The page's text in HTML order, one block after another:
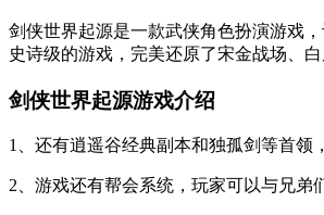
剑侠世界起源是一款武侠角色扮演游戏
史诗级的游戏，完美还原了宋金战场、
剑侠世界起源游戏介绍
1、还有逍遥谷经典副本和独孤剑等首领
2、游戏还有帮会系统，玩家可以与兄弟